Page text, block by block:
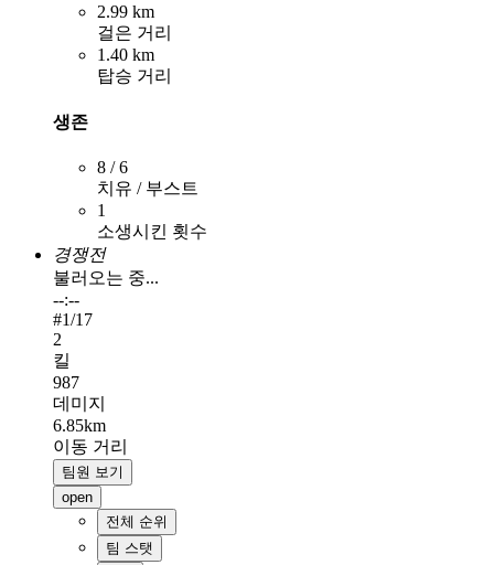
2.99 km
걸은 거리
1.40 km
탑승 거리
생존
8 / 6
치유 / 부스트
1
소생시킨 횟수
경쟁전
불러오는 중...
--:--
#1/17
2
킬
987
데미지
6.85km
이동 거리
팀원 보기
open
전체 순위
팀 스탯